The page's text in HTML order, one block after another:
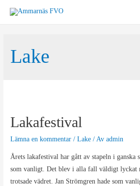
Lake
Lakafestival
Lämna en kommentar /Lake / Av admin
Årets lakafestival har gått av stapeln i ganska
som vanligt. Det blev i alla fall väldigt lyckat
trotsade vädret. Jan Strömgren hade som